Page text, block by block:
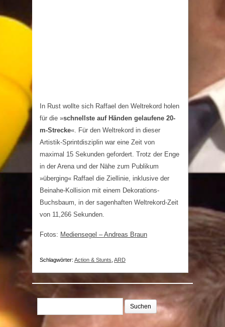
In Rust wollte sich Raffael den Weltrekord holen
für die »schnellste auf Händen gelaufene 20-
m-Strecke«. Für den Weltrekord in dieser
Artistik-Sprintdisziplin war eine Zeit von
maximal 15 Sekunden gefordert. Trotz der Enge
in der Arena und der Nähe zum Publikum
»überging« Raffael die Ziellinie, inklusive der
Beinahe-Kollision mit einem Dekorations-
Buchsbaum, in der sagenhaften Weltrekord-Zeit
von 11,266 Sekunden.
Fotos: Mediensegel – Andreas Braun
Schlagwörter: Action & Stunts ARD
Suchen